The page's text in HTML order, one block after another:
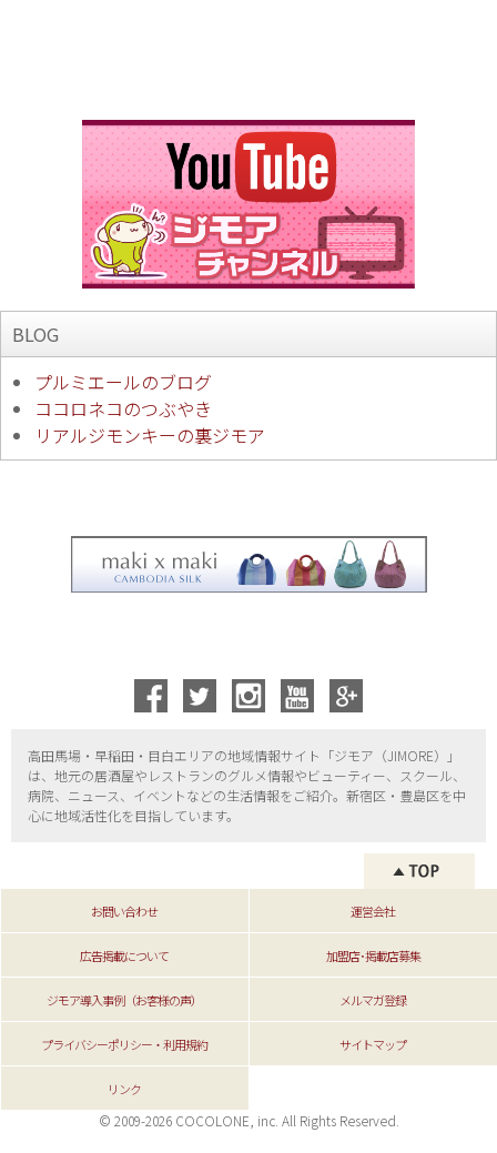
BLOG
プルミエールのブログ
ココロネコのつぶやき
リアルジモンキーの裏ジモア
高田馬場・早稲田・目白エリアの地域情報サイト「ジモア（JIMORE）」
は、地元の居酒屋やレストランのグルメ情報やビューティー、
スクール、
病院、ニュース、イベントなどの生活情報をご紹介。新宿区・ 豊島区を中
心に地域活性化を目指しています。
お問い合わせ 運営会社
広告掲載について 加盟店･掲載店募集
ジモア導入事例（お客様の声） メルマガ登録
プライバシーポリシー・利用規約 サイトマップ
リンク
© 2009-2026 COCOLONE, inc. All Rights Reserved.